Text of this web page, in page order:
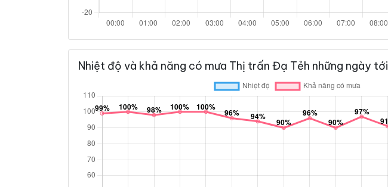
Nhiệt độ và khả năng có mưa Thị trấn Đạ Tẻh những ngày tới